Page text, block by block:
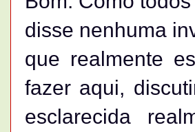
disse nenhuma
que realmente
fazer aqui,
esclarecida